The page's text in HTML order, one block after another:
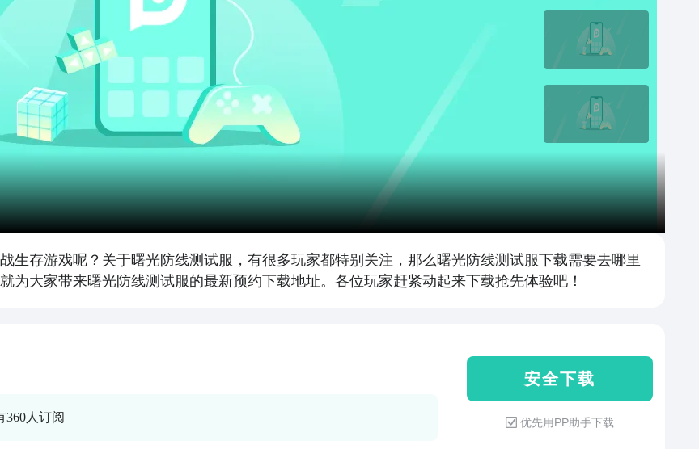
生存游戏呢？关于曙光防线测试服，有很多玩家都特别关注，那么曙光防线测试服下载需要去哪里
为大家带来曙光防线测试服的最新预约下载地址。各位玩家赶紧动起来下载抢先体验吧！
360人订阅
安 全 下 载
优先用PP助手下载